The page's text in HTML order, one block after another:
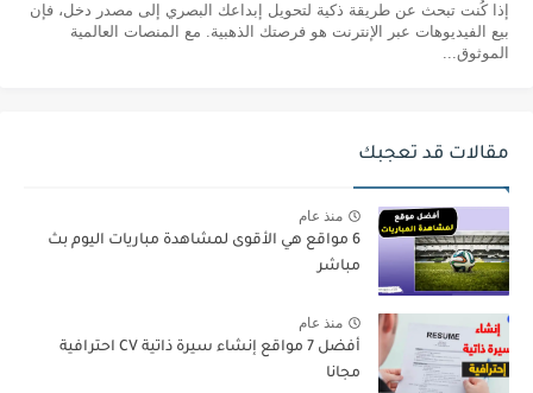
إذا كُنت تبحث عن طريقة ذكية لتحويل إبداعك البصري إلى مصدر دخل، فإن
بيع الفيديوهات عبر الإنترنت هو فرصتك الذهبية. مع المنصات العالمية
الموثوق...
مقالات قد تعجبك
منذ عام
6 مواقع هي الأقوى لمشاهدة مباريات اليوم بث
مباشر
منذ عام
أفضل 7 مواقع إنشاء سيرة ذاتية CV احترافية
مجانا